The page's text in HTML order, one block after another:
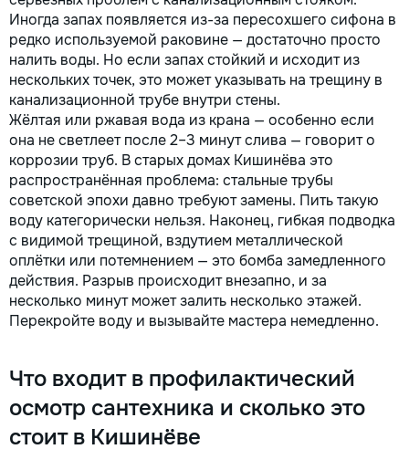
Иногда запах появляется из-за пересохшего сифона в
редко используемой раковине — достаточно просто
налить воды. Но если запах стойкий и исходит из
нескольких точек, это может указывать на трещину в
канализационной трубе внутри стены.
Жёлтая или ржавая вода из крана — особенно если
она не светлеет после 2–3 минут слива — говорит о
коррозии труб. В старых домах Кишинёва это
распространённая проблема: стальные трубы
советской эпохи давно требуют замены. Пить такую
воду категорически нельзя. Наконец, гибкая подводка
с видимой трещиной, вздутием металлической
оплётки или потемнением — это бомба замедленного
действия. Разрыв происходит внезапно, и за
несколько минут может залить несколько этажей.
Перекройте воду и вызывайте мастера немедленно.
Что входит в профилактический
осмотр сантехника и сколько это
стоит в Кишинёве